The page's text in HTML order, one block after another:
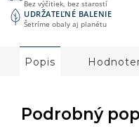
Bez výčitiek, bez starostí
UDRŽATEĽNÉ BALENIE
Šetríme obaly aj planétu
Popis
Podrobný